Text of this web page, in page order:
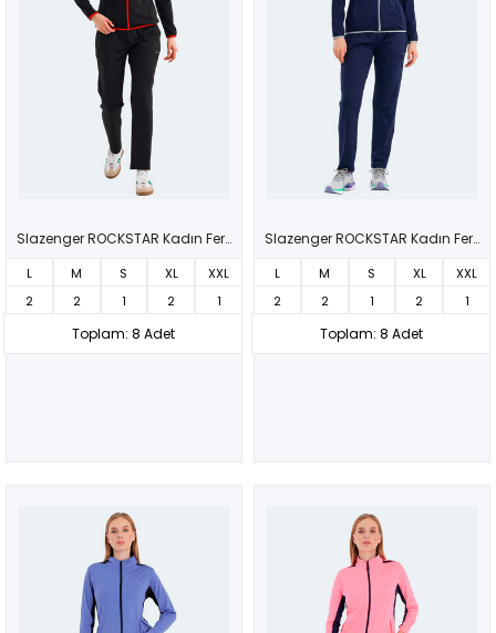
Slazenger ROCKSTAR Kadın Fermuarlı Dik Yaka Cepli Siyah Eşofman Takımı
L M S XL
XXL
2
2 1 2 1
Toplam: 8 Adet
Slazenger ROCKSTAR Kadın Fermuarlı Dik Yaka Cepli Lacivert Eşofman Takımı
L M S XL
XXL
2
2 1 2 1
Toplam: 8 Adet